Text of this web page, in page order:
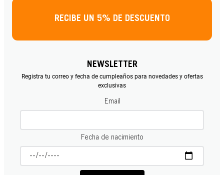
RECIBE UN 5% DE DESCUENTO
NEWSLETTER
Registra tu correo y fecha de cumpleaños para novedades y ofertas
exclusivas
Email
Fecha de nacimiento